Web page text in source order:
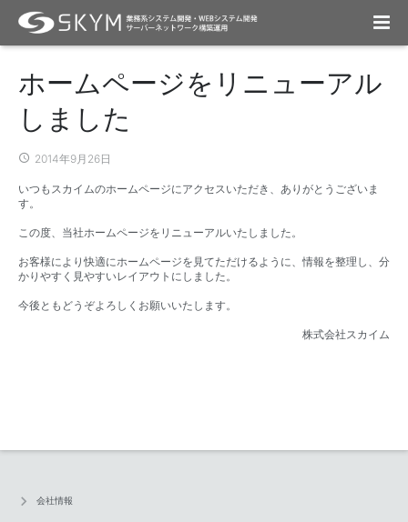
会社概要
トピック
事業内容
デザインクリエイターサービス
オーダーメイドシステム開発
インフラエンジニアリング
採用情報
新卒採用
中途採用
未経験採用
働き方
DX推進方針
パートナー募集
ホームページをリニューアル
しました
2014年9月26日
いつもスカイムのホームページにアクセスいただき、ありがとうございま
す。
この度、当社ホームページをリニューアルいたしました。
お客様により快適にホームページを見てただけるように、情報を整理し、分
かりやすく見やすいレイアウトにしました。
今後ともどうぞよろしくお願いいたします。
株式会社スカイム
会社情報